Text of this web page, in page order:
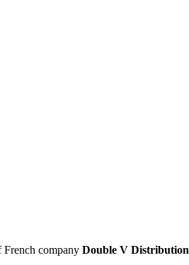
French company Double V Distribution